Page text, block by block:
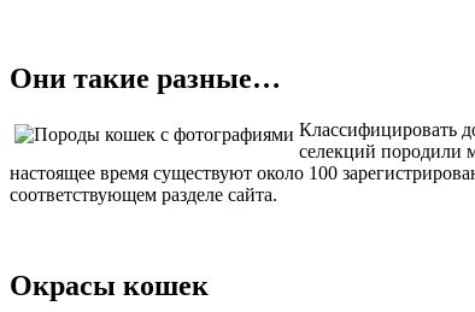
Они такие разные…
Классифицировать
селекций породили
настоящее время существуют около 100
соответствующем разделе сайта.
Окрасы кошек